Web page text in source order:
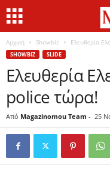
Αρχική Showbiz Ελευθερία
SHOWBIZ SLIDE
Ελευθερία
police τώρα!
Από Magazinomou Team - 25